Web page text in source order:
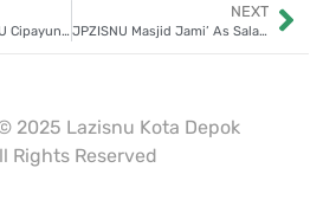
Monev UPZIS MWCNU Cipayung, Temukan Hasil Kinerja Menakjubkan
NEXT
JPZISNU Masjid Jami’ As Salam Tebar Kepedulian, Santuni Janda Lansia di Tapos Depok
2025 Lazisnu Kota Depok
Rights Reserved